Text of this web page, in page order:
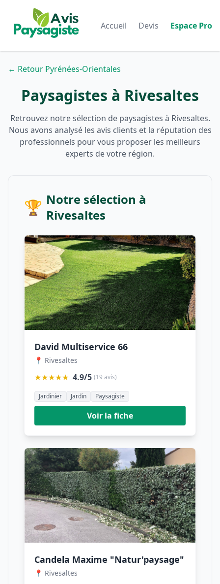
Accueil Devis Espace Pro
← Retour Pyrénées-Orientales
Paysagistes à Rivesaltes
Retrouvez notre sélection de paysagistes à Rivesaltes.
Nous avons analysé les avis clients et la réputation des
professionnels pour vous proposer les meilleurs
experts de votre région.
🏆 Notre sélection à
Rivesaltes
David Multiservice 66
📍 Rivesaltes
★★★★★ 4.9/5 (19 avis)
Jardinier Jardin Paysagiste
Voir la fiche
Candela Maxime "Natur'paysage"
📍 Rivesaltes